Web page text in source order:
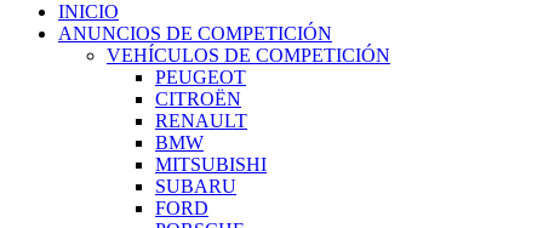
INICIO
ANUNCIOS DE COMPETICIÓN
VEHÍCULOS DE COMPETICIÓN
PEUGEOT
CITROËN
RENAULT
BMW
MITSUBISHI
SUBARU
FORD